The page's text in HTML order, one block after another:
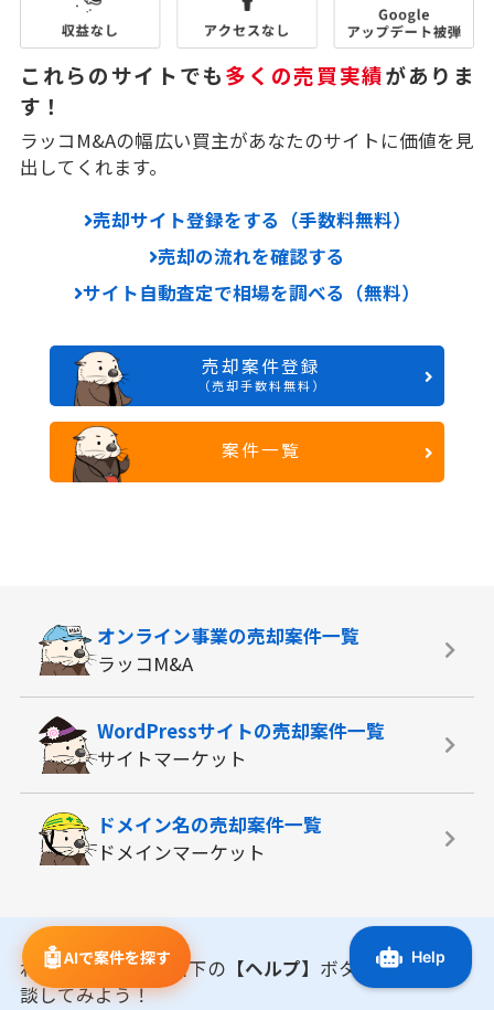
これらのサイトでも多くの売買実績がありま
す！
ラッコM&Aの幅広い買主があなたのサイトに価値を見
出してくれます。
売却サイト登録をする（手数料無料）
売却の流れを確認する
サイト自動査定で相場を調べる（無料）
売却案件登録
（売却手数料無料）
案件一覧
🤖AIで案件を探す
オンライン事業の売却案件一覧
ラッコM&A
WordPressサイトの売却案件一覧
サイトマーケット
ドメイン名の売却案件一覧
ドメインマーケット
わからないことは右下の 【ヘルプ】 ボタンからAIに相
談してみよう！